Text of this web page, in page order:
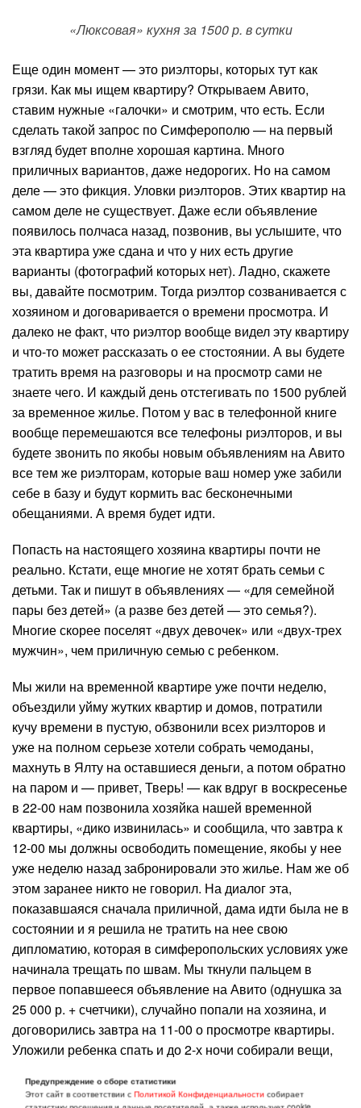
«Люксовая» кухня за 1500 р. в сутки
Еще один момент — это риэлторы, которых тут как
грязи. Как мы ищем квартиру? Открываем Авито,
ставим нужные «галочки» и смотрим, что есть. Если
сделать такой запрос по Симферополю — на первый
взгляд будет вполне хорошая картина. Много
приличных вариантов, даже недорогих. Но на самом
деле — это фикция. Уловки риэлторов. Этих квартир на
самом деле не существует. Даже если объявление
появилось полчаса назад, позвонив, вы услышите, что
эта квартира уже сдана и что у них есть другие
варианты (фотографий которых нет). Ладно, скажете
вы, давайте посмотрим. Тогда риэлтор созванивается с
хозяином и договаривается о времени просмотра. И
далеко не факт, что риэлтор вообще видел эту квартиру
и что-то может рассказать о ее стостоянии. А вы будете
тратить время на разговоры и на просмотр сами не
знаете чего. И каждый день отстегивать по 1500 рублей
за временное жилье. Потом у вас в телефонной книге
вообще перемешаются все телефоны риэлторов, и вы
будете звонить по якобы новым объявлениям на Авито
все тем же риэлторам, которые ваш номер уже забили
себе в базу и будут кормить вас бесконечными
обещаниями. А время будет идти.
Попасть на настоящего хозяина квартиры почти не
реально. Кстати, еще многие не хотят брать семьи с
детьми. Так и пишут в объявлениях — «для семейной
пары без детей» (а разве без детей — это семья?).
Многие скорее поселят «двух девочек» или «двух-трех
мужчин», чем приличную семью с ребенком.
Мы жили на временной квартире уже почти неделю,
объездили уйму жутких квартир и домов, потратили
кучу времени в пустую, обзвонили всех риэлторов и
уже на полном серьезе хотели собрать чемоданы,
махнуть в Ялту на оставшиеся деньги, а потом обратно
на паром и — привет, Тверь! — как вдруг в воскресенье
в 22-00 нам позвонила хозяйка нашей временной
квартиры, «дико извинилась» и сообщила, что завтра к
12-00 мы должны освободить помещение, якобы у нее
уже неделю назад забронировали это жилье. Нам же об
этом заранее никто не говорил. На диалог эта,
показавшаяся сначала приличной, дама идти была не в
состоянии и я решила не тратить на нее свою
дипломатию, которая в симферопольских условиях уже
начинала трещать по швам. Мы ткнули пальцем в
первое попавшееся объявление на Авито (однушка за
25 000 р. + счетчики), случайно попали на хозяина, и
договорились завтра на 11-00 о просмотре квартиры.
Уложили ребенка спать и до 2-х ночи собирали вещи,
стоит ли вообще оставаться в этом долбанном городе?
Предупреждение о сборе статистики
Этот сайт в соответствии сПолитикой Конфиденциальности собирает